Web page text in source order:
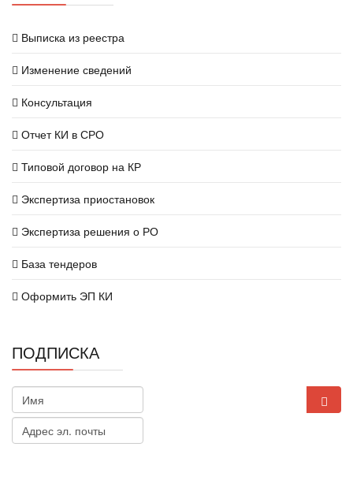
Выписка из реестра
Изменение сведений
Консультация
Отчет КИ в СРО
Типовой договор на КР
Экспертиза приостановок
Экспертиза решения о РО
База тендеров
Оформить ЭП КИ
ПОДПИСКА